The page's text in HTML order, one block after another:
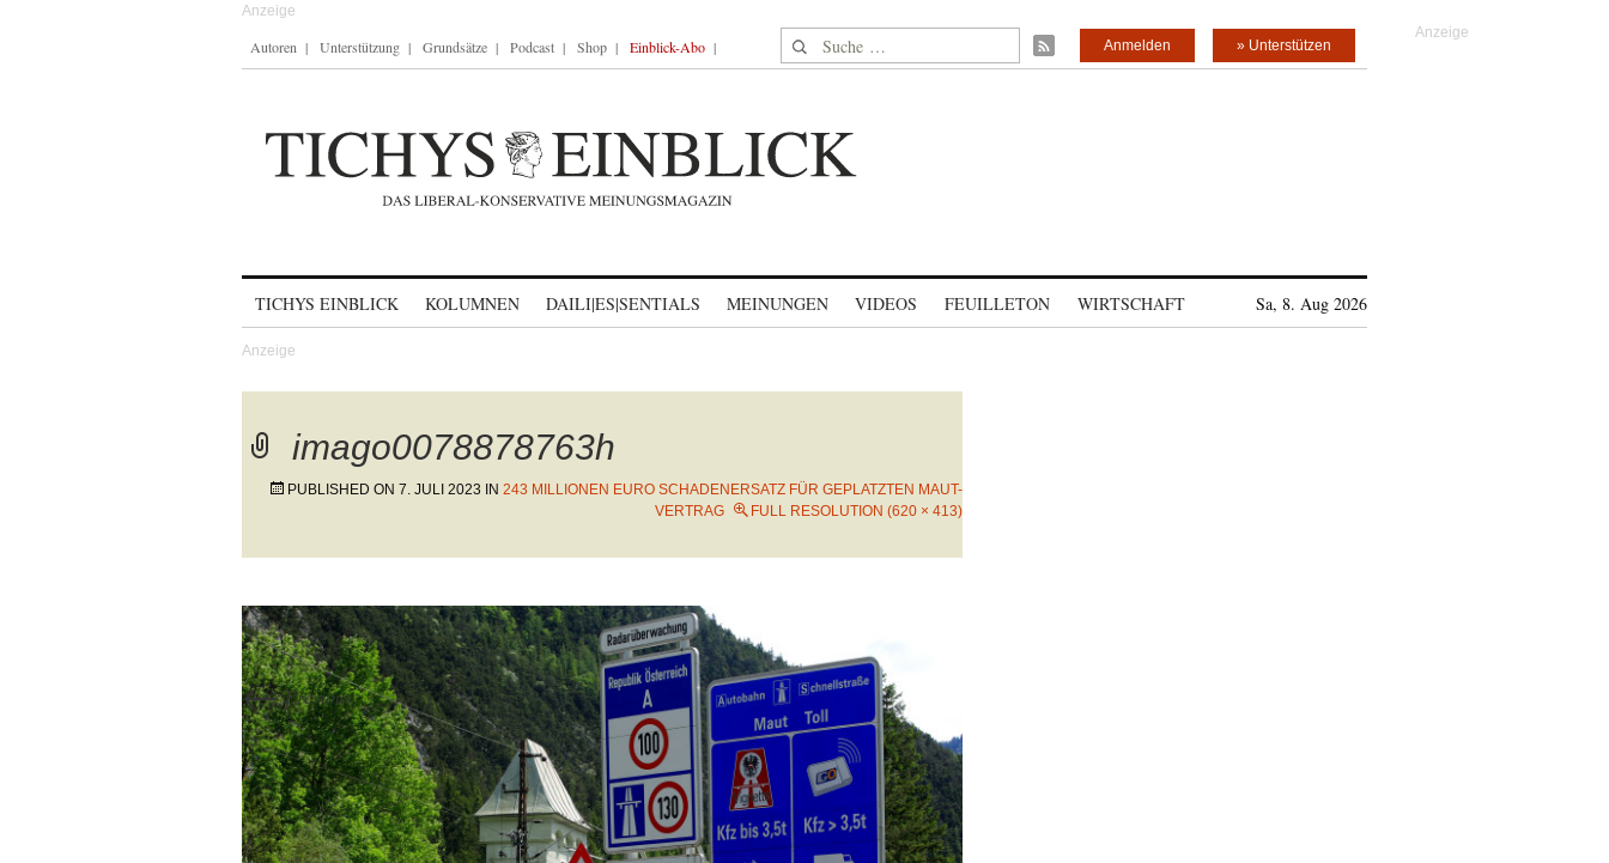
Autoren Unterstützung Grundsätze Podcast Shop Einblick-Abo Suche nach: » Unterstützen
Anmelden
TICHYS EINBLICK KOLUMNEN DAILI|ES|SENTIALS MEINUNGEN VIDEOS FEUILLETON WIRTSCHAFT Sa, 8. Aug 2026
imago0078878763h
PUBLISHED ON 7. JULI 2023 IN 243 MILLIONEN EURO SCHADENERSATZ FÜR GEPLATZTEN MAUT-
VERTRAG
FULL RESOLUTION (620 × 413)
←Previous